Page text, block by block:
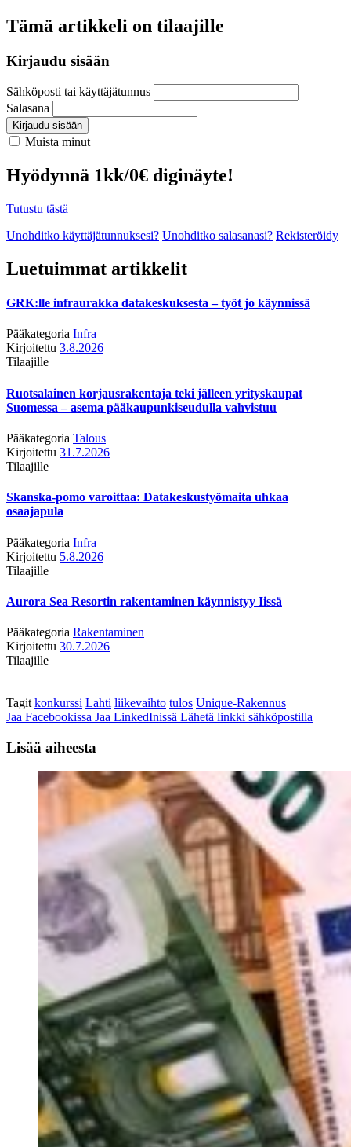
Tämä artikkeli on tilaajille
Kirjaudu sisään
Sähköposti tai käyttäjätunnus
Salasana
Kirjaudu sisään
Muista minut
Hyödynnä 1kk/0€ diginäyte!
Tutustu tästä
Unohditko käyttäjätunnuksesi? Unohditko salasanasi? Rekisteröidy
Luetuimmat artikkelit
GRK:lle infraurakka datakeskuksesta – työt jo käynnissä
Pääkategoria Infra
Kirjoitettu 3.8.2026
Tilaajille
Ruotsalainen korjausrakentaja teki jälleen yrityskaupat
Suomessa – asema pääkaupunkiseudulla vahvistuu
Pääkategoria Talous
Kirjoitettu 31.7.2026
Tilaajille
Skanska-pomo varoittaa: Datakeskustyömaita uhkaa
osaajapula
Pääkategoria Infra
Kirjoitettu 5.8.2026
Tilaajille
Aurora Sea Resortin rakentaminen käynnistyy Iissä
Pääkategoria Rakentaminen
Kirjoitettu 30.7.2026
Tilaajille
Tagit konkurssi Lahti liikevaihto tulos Unique-Rakennus
Jaa Facebookissa Jaa LinkedInissä Lähetä linkki sähköpostilla
Lisää aiheesta